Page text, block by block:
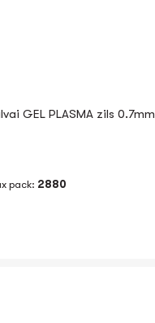
GEL PLASMA zils 0.7mm
pack: 2880